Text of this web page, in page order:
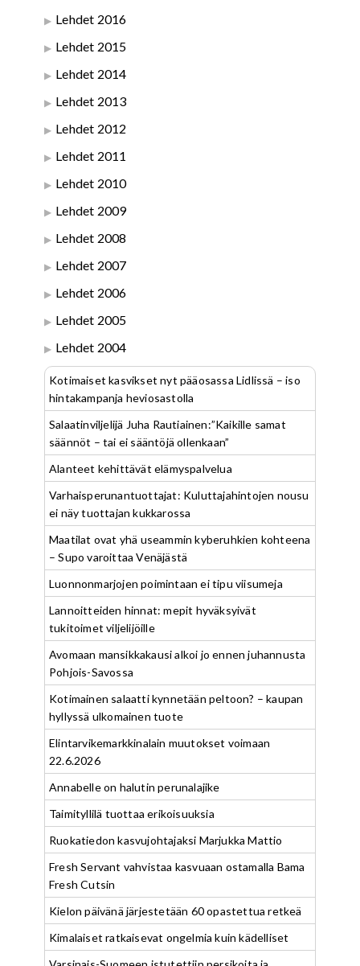
Lehdet 2016
Lehdet 2015
Lehdet 2014
Lehdet 2013
Lehdet 2012
Lehdet 2011
Lehdet 2010
Lehdet 2009
Lehdet 2008
Lehdet 2007
Lehdet 2006
Lehdet 2005
Lehdet 2004
Kotimaiset kasvikset nyt pääosassa Lidlissä – iso
hintakampanja heviosastolla
Salaatinviljelijä Juha Rautiainen:”Kaikille samat
säännöt – tai ei sääntöjä ollenkaan”
Alanteet kehittävät elämyspalvelua
Varhaisperunantuottajat: Kuluttajahintojen nousu
ei näy tuottajan kukkarossa
Maatilat ovat yhä useammin kyberuhkien kohteena
– Supo varoittaa Venäjästä
Luonnonmarjojen poimintaan ei tipu viisumeja
Lannoitteiden hinnat: mepit hyväksyivät
tukitoimet viljelijöille
Avomaan mansikkakausi alkoi jo ennen juhannusta
Pohjois-Savossa
Kotimainen salaatti kynnetään peltoon? – kaupan
hyllyssä ulkomainen tuote
Elintarvikemarkkinalain muutokset voimaan
22.6.2026
Annabelle on halutin perunalajike
Taimityllilä tuottaa erikoisuuksia
Ruokatiedon kasvujohtajaksi Marjukka Mattio
Fresh Servant vahvistaa kasvuaan ostamalla Bama
Fresh Cutsin
Kielon päivänä järjestetään 60 opastettua retkeä
Kimalaiset ratkaisevat ongelmia kuin kädelliset